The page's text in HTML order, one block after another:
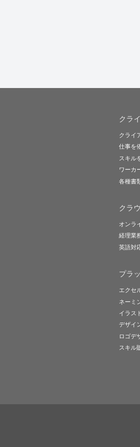
クラ
クライ
仕事を
スキル
ワーカ
各種書
クラ
オンラ
経理業
英語対
プラ
エクセ
ネーミ
イラス
デザイ
ロゴデ
スキル